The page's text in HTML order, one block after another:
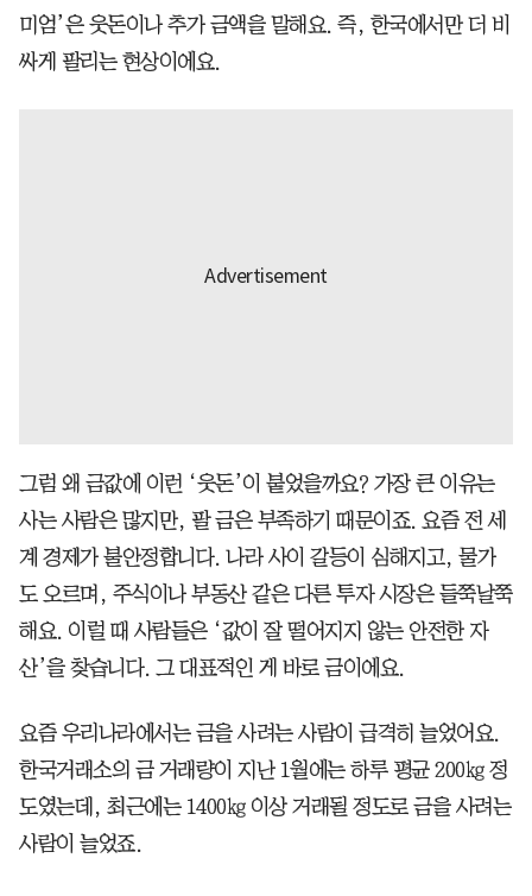
미엄’은 웃돈이나 추가 금액을 말해요. 즉, 한국에서만 더 비
싸게 팔리는 현상이에요.
그럼 왜 금값에 이런 ‘웃돈’이 붙었을까요? 가장 큰 이유는
사는 사람은 많지만, 팔 금은 부족하기 때문이죠. 요즘 전 세
계 경제가 불안정합니다. 나라 사이 갈등이 심해지고, 물가
도 오르며, 주식이나 부동산 같은 다른 투자 시장은 들쭉날쭉
해요. 이럴 때 사람들은 ‘값이 잘 떨어지지 않는 안전한 자
산’을 찾습니다. 그 대표적인 게 바로 금이에요.
요즘 우리나라에서는 금을 사려는 사람이 급격히 늘었어요.
한국거래소의 금 거래량이 지난 1월에는 하루 평균 200㎏ 정
도였는데, 최근에는 1400㎏ 이상 거래될 정도로 금을 사려는
사람이 늘었죠.